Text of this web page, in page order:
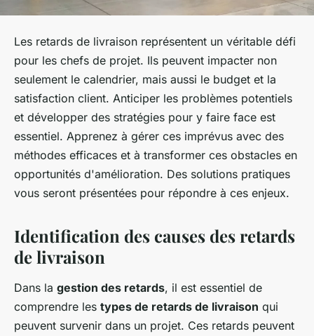
Les retards de livraison représentent un véritable défi
pour les chefs de projet. Ils peuvent impacter non
seulement le calendrier, mais aussi le budget et la
satisfaction client. Anticiper les problèmes potentiels
et développer des stratégies pour y faire face est
essentiel. Apprenez à gérer ces imprévus avec des
méthodes efficaces et à transformer ces obstacles en
opportunités d'amélioration. Des solutions pratiques
vous seront présentées pour répondre à ces enjeux.
Identification des causes des retards
de livraison
Dans la gestion des retards, il est essentiel de
comprendre les types de retards de livraison qui
peuvent survenir dans un projet. Ces retards peuvent